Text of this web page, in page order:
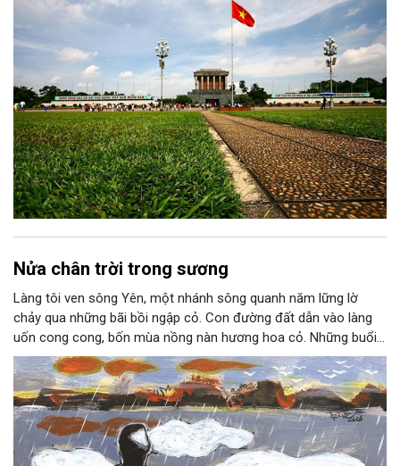
Nửa chân trời trong sương
Làng tôi ven sông Yên, một nhánh sông quanh năm lững lờ
chảy qua những bãi bồi ngập cỏ. Con đường đất dẫn vào làng
uốn cong cong, bốn mùa nồng nàn hương hoa cỏ. Những buổi
hoàng hôn, khi nắng đã dịu xuống phía cuối sông, đám hoa tím
lại thẫm màu như có ai vừa rắc lên một lớp khói.